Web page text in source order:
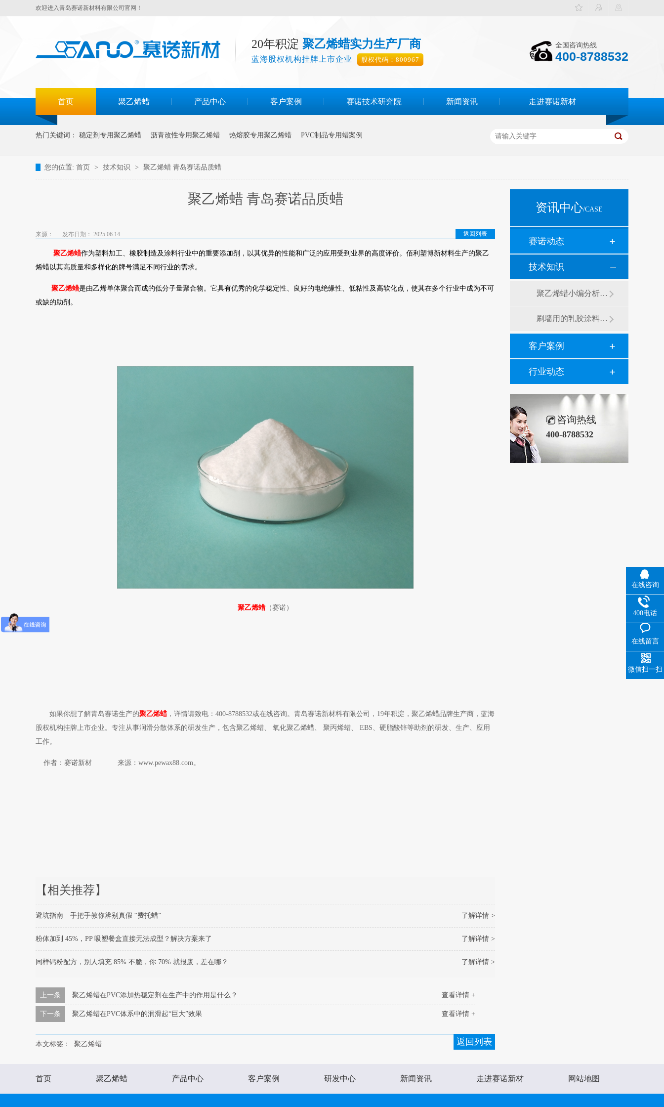
欢迎进入青岛赛诺新材料有限公司官网！
全国咨询热线
400-8788532
20年积淀 聚乙烯蜡实力生产厂商
蓝海股权机构挂牌上市企业 股权代码：800967
首页 聚乙烯蜡 产品中心 客户案例 赛诺技术研究院 新闻资讯 走进赛诺新材
热门关键词： 稳定剂专用聚乙烯蜡 沥青改性专用聚乙烯蜡 热熔胶专用聚乙烯蜡 PVC制品专用蜡案例
您的位置: 首页 > 技术知识 > 聚乙烯蜡 青岛赛诺品质蜡
聚乙烯蜡 青岛赛诺品质蜡
返回列表
来源： 发布日期： 2025.06.14
聚乙烯蜡作为塑料加工、橡胶制造及涂料行业中的重要添加剂，以其优异的性能和广泛的应用受到业界的高度评价。佰利塑博新材料生产的聚乙
烯蜡以其高质量和多样化的牌号满足不同行业的需求。
聚乙烯蜡是由乙烯单体聚合而成的低分子量聚合物。它具有优秀的化学稳定性、良好的电绝缘性、低粘性及高软化点，使其在多个行业中成为不可
或缺的助剂。
聚乙烯蜡（赛诺）
如果你想了解青岛赛诺生产的聚乙烯蜡，详情请致电：400-8788532或在线咨询。青岛赛诺新材料有限公司，19年积淀，聚乙烯蜡品牌生产商，蓝海
股权机构挂牌上市企业。专注从事润滑分散体系的研发生产，包含聚乙烯蜡、 氧化聚乙烯蜡、 聚丙烯蜡、 EBS、硬脂酸锌等助剂的研发、生产、应用
工作。
作者：赛诺新材 来源：www.pewax88.com。
【相关推荐】
了解详情 >
避坑指南—手把手教你辨别真假 “费托蜡”
了解详情 >
粉体加到 45%，PP 吸塑餐盒直接无法成型？解决方案来了
了解详情 >
同样钙粉配方，别人填充 85% 不脆，你 70% 就报废，差在哪？
查看详情 +
上一条 聚乙烯蜡在PVC添加热稳定剂在生产中的作用是什么？
查看详情 +
下一条 聚乙烯蜡在PVC体系中的润滑起“巨大”效果
返回列表
本文标签： 聚乙烯蜡
资讯中心/CASE
赛诺动态
技术知识
聚乙烯蜡小编分析有机硅消泡剂优缺点及主要分类和性能
刷墙用的乳胶涂料用青岛赛诺分散剂的原因竟然是....？
客户案例
行业动态
咨询热线
400-8788532
首页 聚乙烯蜡 产品中心 客户案例 研发中心 新闻资讯 走进赛诺新材 网站地图
在线咨询
400电话
在线留言
微信扫一扫